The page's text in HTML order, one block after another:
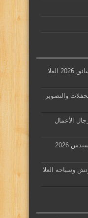
تأجير سيارات مرسيدس E200 بالسائق 2026 العلا
والتصوير
الأعمال
العلا ليمو لتأجير احدث سيارات مرسيدس 2026
وسياحه العلا